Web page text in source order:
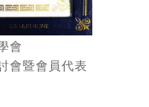
會
會暨會員代表